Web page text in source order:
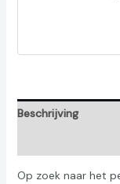
Beschrijving
Op zoek naar het